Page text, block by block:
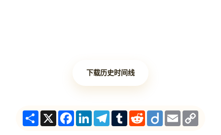
下载历史时间线
ShareX Facebook
LinkedInTelegram
TumblrRedditDiigoEmail